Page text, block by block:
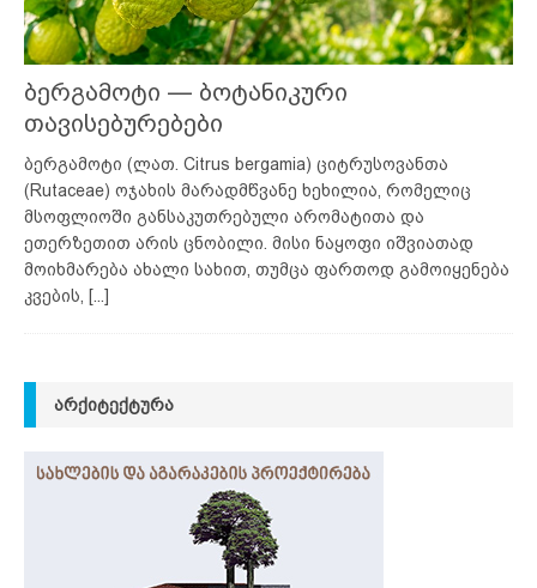
ბერგამოტი — ბოტანიკური
თავისებურებები
ბერგამოტი (ლათ. Citrus bergamia) ციტრუსოვანთა
(Rutaceae) ოჯახის მარადმწვანე ხეხილია, რომელიც
მსოფლიოში განსაკუთრებული არომატითა და
ეთერზეთით არის ცნობილი. მისი ნაყოფი იშვიათად
მოიხმარება ახალი სახით, თუმცა ფართოდ გამოიყენება
კვების,
[...]
ᲐᲠᲥᲘᲢᲔᲥᲢᲣᲠᲐ